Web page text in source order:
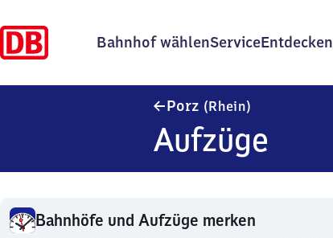
Bahnhof wählenServiceEntdecken
Porz (Rhein)
Aufzüge
Bahnhöfe und Aufzüge merken